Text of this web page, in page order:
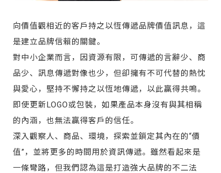
向價值觀相近的客戶持之以恆傳遞品牌價值訊息，這
是建立品牌信賴的關鍵。
對中小企業而言，因資源有限，可傳遞的言辭少、商
品少、訊息傳遞對像也少，但卻擁有不可代替的熱忱
與愛心，堅持不懈持之以恆地傳遞，以此贏得共鳴。
即使更新LOGO或包裝，如果產品本身沒有與其相稱
的內涵，也無法贏得客戶的信任。
深入觀察人、商品、環境，探索並鎖定其內在的“價
值”，並將更多的時間用於資訊傳遞。雖然看起來是
一條彎路，但我們認為這是打造強大品牌的不二法